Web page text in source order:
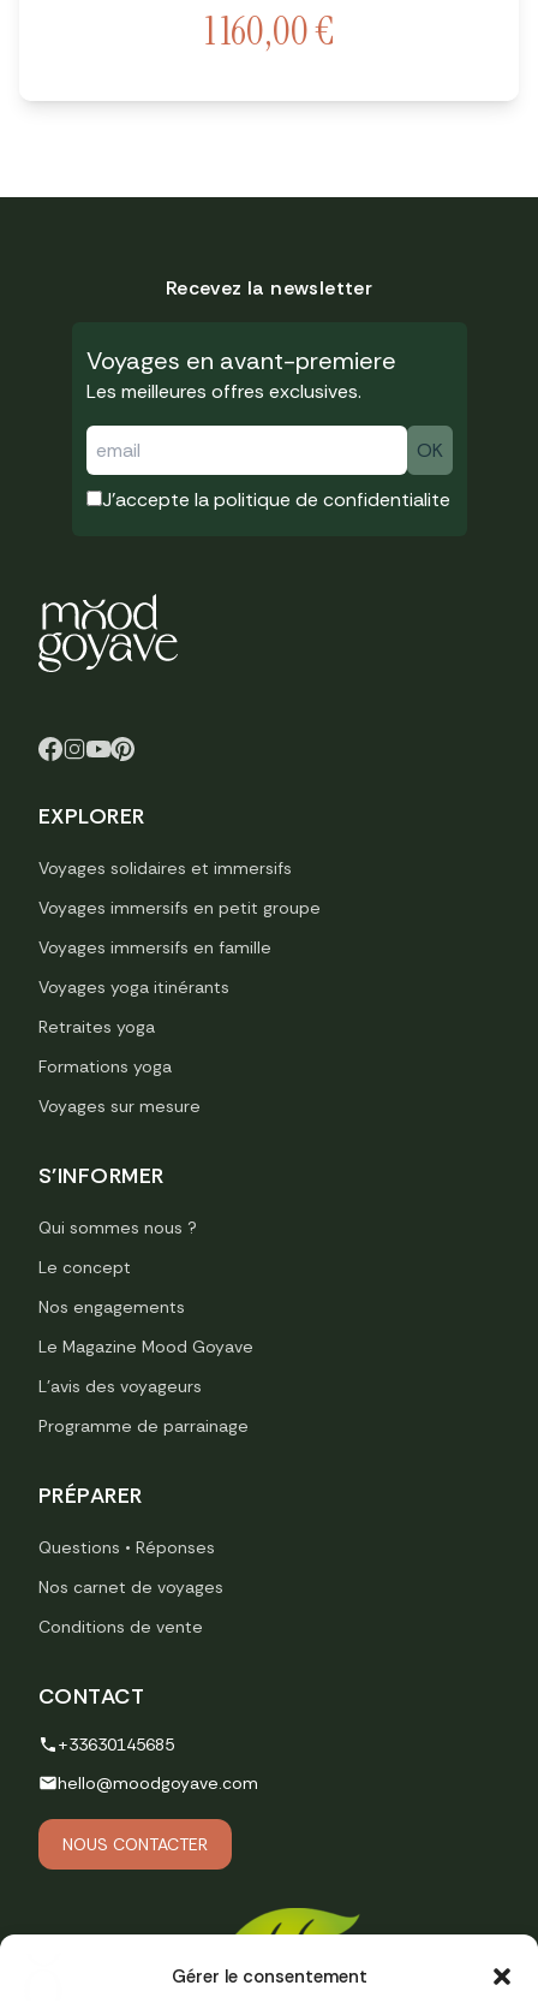
Gérer le consentement
1 160,00€
Recevez la newsletter
Voyages en avant-premiere
Les meilleures offres exclusives.
J'accepte lapolitique de confidentialite
EXPLORER
Voyages solidaires et immersifs
Voyages immersifs en petit groupe
Voyages immersifs en famille
Voyages yoga itinérants
Retraites yoga
Formations yoga
Voyages sur mesure
S'INFORMER
Qui sommes nous ?
Le concept
Nos engagements
Le Magazine Mood Goyave
L’avis des voyageurs
Programme de parrainage
PRÉPARER
Questions • Réponses
Nos carnet de voyages
Conditions de vente
CONTACT
+33630145685
hello@moodgoyave.com
NOUS CONTACTER